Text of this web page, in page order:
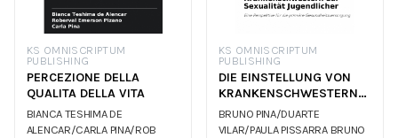
KS OMNISCRIPTUM
PUBLISHING
PERCEZIONE DELLA
QUALITA DELLA VITA
BIANCA TESHIMA DE
ALENCAR/CARLA PINA/ROB
KS OMNISCRIPTUM
PUBLISHING
DIE EINSTELLUNG VON
KRANKENSCHWESTERN
ZUR SEXUALITAT
JUGENDL
BRUNO PINA/DUARTE
VILAR/PAULA PISSARRA BRUNO